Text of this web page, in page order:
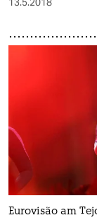
Eurovisão am